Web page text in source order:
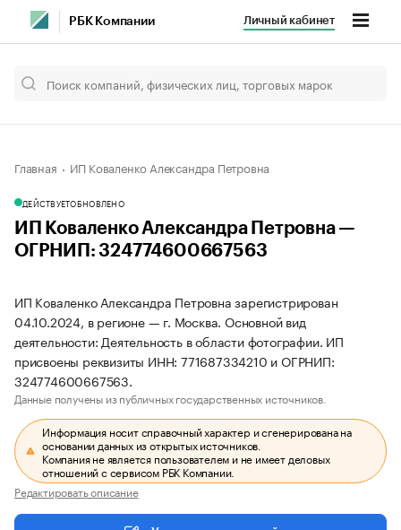
РБК Компании Личный кабинет
Главная ИП Коваленко Александра Петровна
ДЕЙСТВУЕТОБНОВЛЕНО
ИП Коваленко Александра Петровна —
ОГРНИП: 324774600667563
ИП Коваленко Александра Петровна зарегистрирован
04.10.2024, в регионе — г. Москва. Основной вид
деятельности: Деятельность в области фотографии. ИП
присвоены реквизиты ИНН: 771687334210 и ОГРНИП:
324774600667563.
Данные получены из публичных государственных источников.
Информация носит справочный характер и сгенерирована на
основании данных из открытых источников.
Компания не является пользователем и не имеет деловых
отношений с сервисом РБК Компании.
Редактировать описание